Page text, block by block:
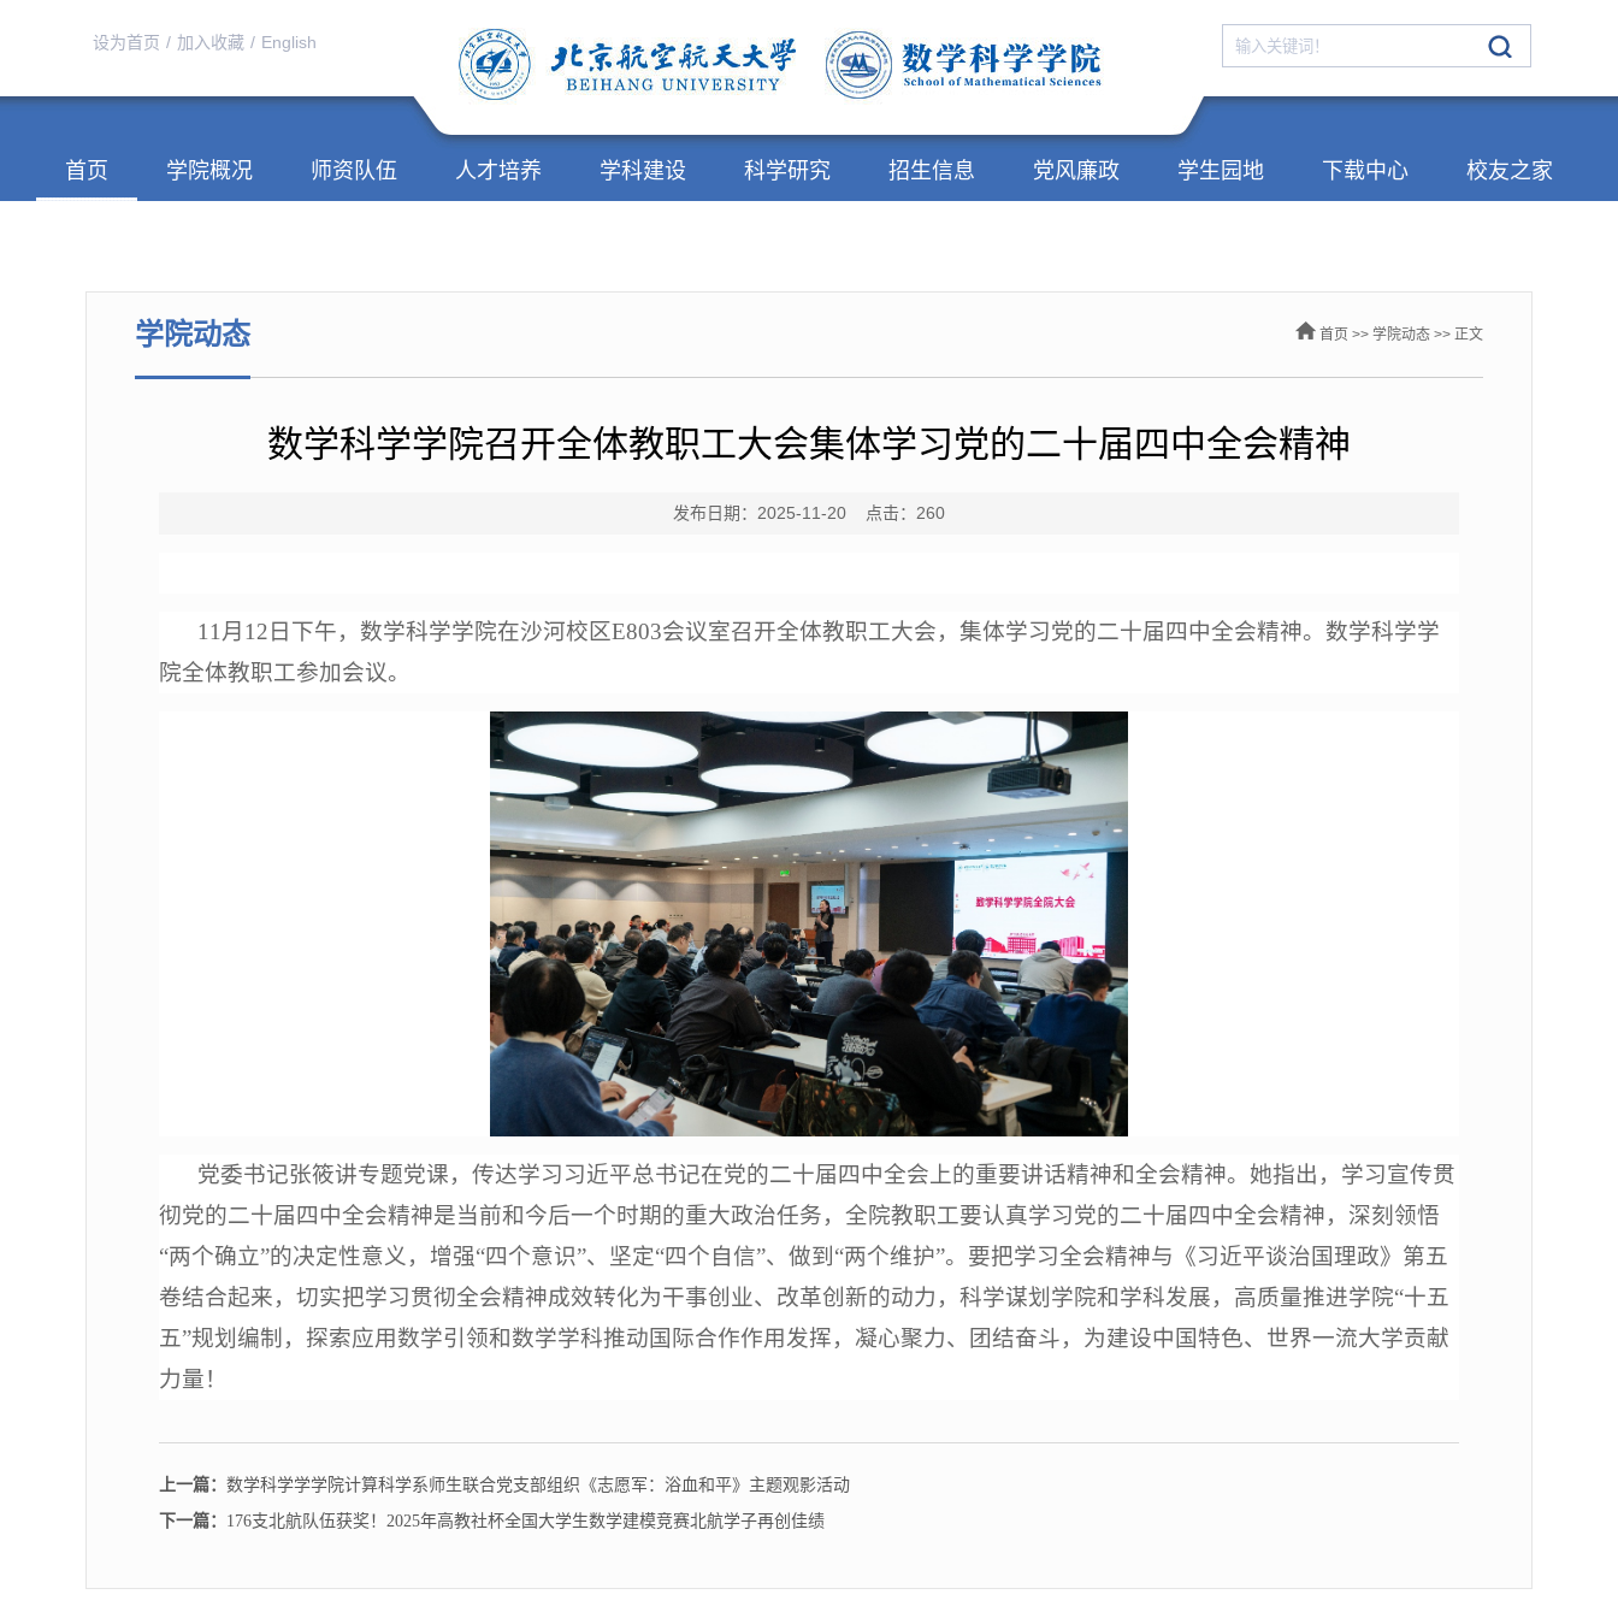
设为首页 / 加入收藏 / English
首页 学院概况 师资队伍 人才培养 学科建设 科学研究 招生信息 党风廉政 学生园地 下载中心 校友之家
学院动态 首页 >> 学院动态 >> 正文
数学科学学院召开全体教职工大会集体学习党的二十届四中全会精神
发布日期：2025-11-20 点击： 260
11月12日下午，数学科学学院在沙河校区E803会议室召开全体教职工大会，集体学习党的二十届四中全会精神。数学科学学
院全体教职工参加会议。
党委书记张筱讲专题党课，传达学习习近平总书记在党的二十届四中全会上的重要讲话精神和全会精神。她指出，学习宣传贯
彻党的二十届四中全会精神是当前和今后一个时期的重大政治任务，全院教职工要认真学习党的二十届四中全会精神，深刻领悟
“两个确立”的决定性意义，增强“四个意识”、坚定“四个自信”、做到“两个维护”。要把学习全会精神与《习近平谈治国理政》第五
卷结合起来，切实把学习贯彻全会精神成效转化为干事创业、改革创新的动力，科学谋划学院和学科发展，高质量推进学院“十五
五”规划编制，探索应用数学引领和数学学科推动国际合作作用发挥，凝心聚力、团结奋斗，为建设中国特色、世界一流大学贡献
力量！
上一篇： 数学科学学学院计算科学系师生联合党支部组织《志愿军：浴血和平》主题观影活动
下一篇： 176支北航队伍获奖！2025年高教社杯全国大学生数学建模竞赛北航学子再创佳绩